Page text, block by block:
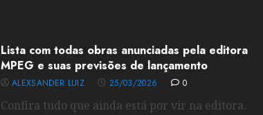
Lista com todas obras anunciadas pela editora
MPEG e suas previsões de lançamento
ALEXSANDER LUIZ 25/03/2026 0
Confira tudo que ainda está por vir na editora.